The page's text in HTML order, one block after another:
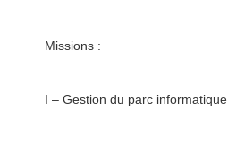
Missions :
I – Gestion du parc informatique